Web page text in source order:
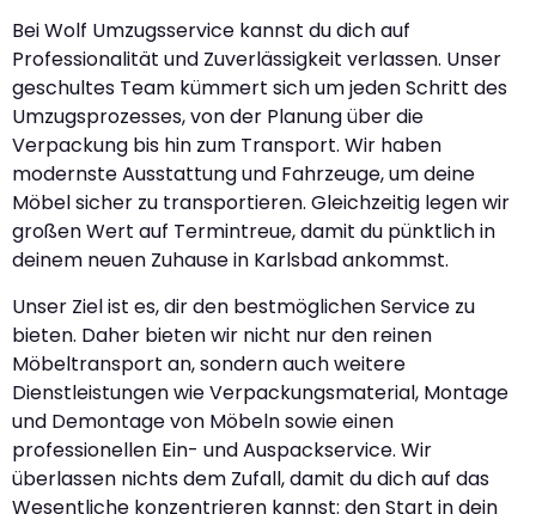
Bei Wolf Umzugsservice kannst du dich auf
Professionalität und Zuverlässigkeit verlassen. Unser
geschultes Team kümmert sich um jeden Schritt des
Umzugsprozesses, von der Planung über die
Verpackung bis hin zum Transport. Wir haben
modernste Ausstattung und Fahrzeuge, um deine
Möbel sicher zu transportieren. Gleichzeitig legen wir
großen Wert auf Termintreue, damit du pünktlich in
deinem neuen Zuhause in Karlsbad ankommst.
Unser Ziel ist es, dir den bestmöglichen Service zu
bieten. Daher bieten wir nicht nur den reinen
Möbeltransport an, sondern auch weitere
Dienstleistungen wie Verpackungsmaterial, Montage
und Demontage von Möbeln sowie einen
professionellen Ein- und Auspackservice. Wir
überlassen nichts dem Zufall, damit du dich auf das
Wesentliche konzentrieren kannst: den Start in dein